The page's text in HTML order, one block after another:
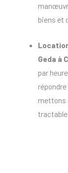
biens et
Geda à
par
mettons
tractable